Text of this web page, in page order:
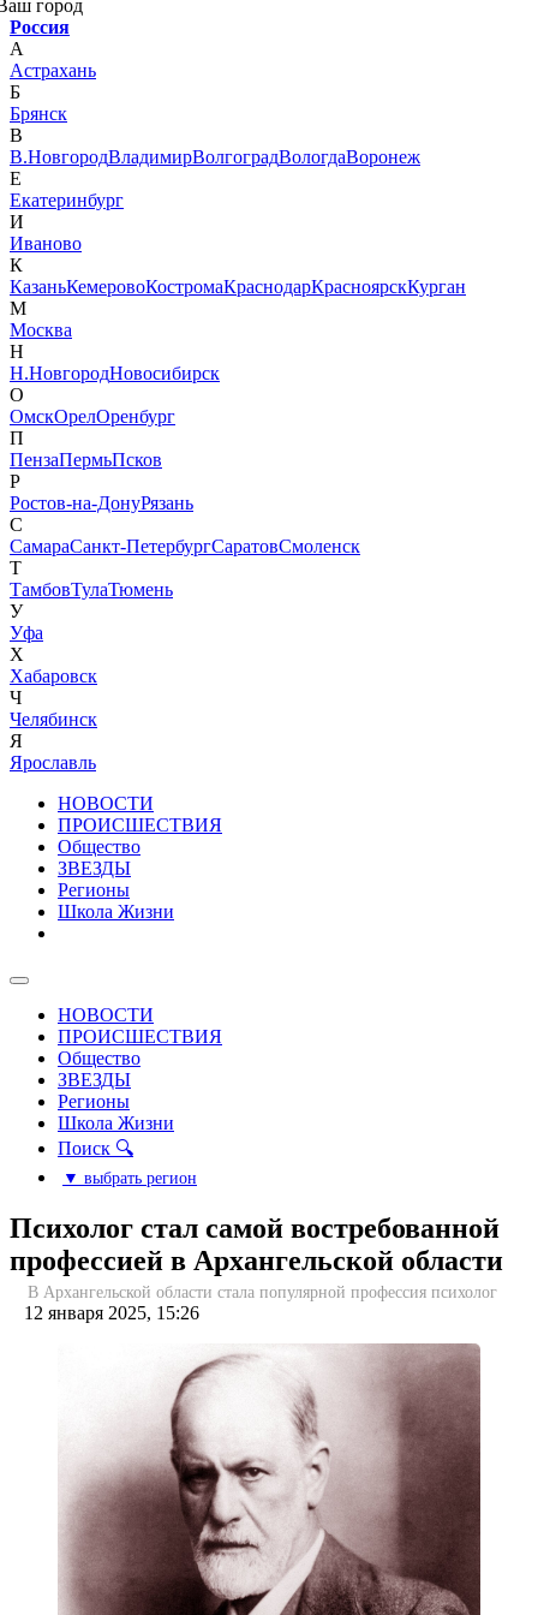
город
Россия
А
Астрахань
Б
Брянск
В
В.НовгородВладимирВолгоградВологдаВоронеж
Е
Екатеринбург
И
Иваново
К
КазаньКемеровоКостромаКраснодарКрасноярскКурган
М
Москва
Н
Н.НовгородНовосибирск
О
ОмскОрелОренбург
П
ПензаПермьПсков
Р
Ростов-на-ДонуРязань
С
СамараСанкт-ПетербургСаратовСмоленск
Т
ТамбовТулаТюмень
У
Уфа
Х
Хабаровск
Ч
Челябинск
Я
Ярославль
НОВОСТИ
ПРОИСШЕСТВИЯ
Общество
ЗВЕЗДЫ
Регионы
Школа Жизни
НОВОСТИ
ПРОИСШЕСТВИЯ
Общество
ЗВЕЗДЫ
Регионы
Школа Жизни
Поиск 🔍
▼ выбрать регион
Психолог стал самой востребованной
профессией в Архангельской области
В Архангельской области стала популярной профессия психолог
12 января 2025, 15:26